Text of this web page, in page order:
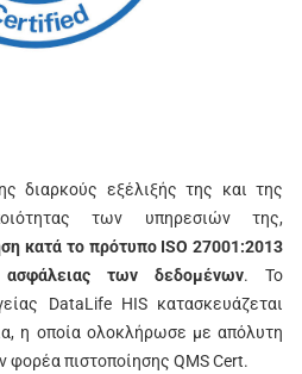
διαρκούς εξέλιξής της και της
των υπηρεσιών της,
κατά το πρότυπο ISO 27001:2013
των δεδομένων. Το
DataLife HIS κατασκευάζεται
η οποία ολοκλήρωσε με απόλυτη
φορέα πιστοποίησης QMS Cert.